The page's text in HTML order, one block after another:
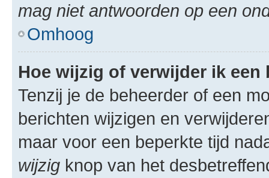
mag niet antwoorden op een
Omhoog
Hoe wijzig of verwijder ik een
Tenzij je de beheerder of een
berichten wijzigen en
maar voor een beperkte tijd
wijzig knop van het